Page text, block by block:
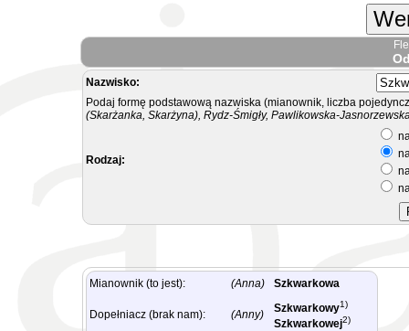
Nazwisko:
Podaj formę podstawową nazwiska (mianownik, liczba
(Skarżanka, Skarżyna), Rydz-Śmigły, Pawlikowska-
Rodzaj:
Mianownik (to jest): (Anna) Szkwarkowa
Dopełniacz (brak nam): (Anny) Szkwarkowy1)
Szkwarkowej2)